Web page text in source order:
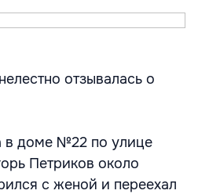
отзывалась о
в доме №22 по улице
Петриков около
с женой и переехал